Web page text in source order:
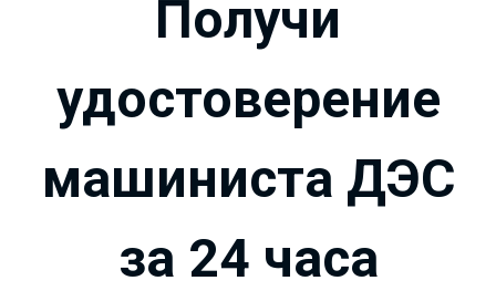
Получи
удостоверение
машиниста ДЭС
за 24 часа